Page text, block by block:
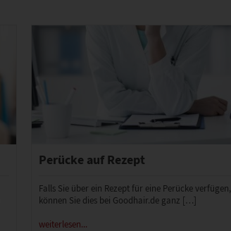
Perücke auf Rezept
Falls Sie über ein Rezept für eine Perücke verfügen,
können Sie dies bei Goodhair.de ganz […]
weiterlesen...